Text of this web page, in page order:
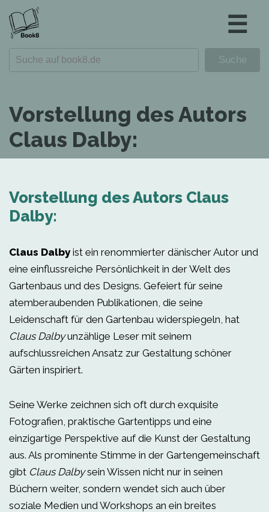
☰
Vorstellung des Autors
Claus Dalby:
Vorstellung des Autors Claus
Dalby:
Claus Dalby ist ein renommierter dänischer Autor und
eine einflussreiche Persönlichkeit in der Welt des
Gartenbaus und des Designs. Gefeiert für seine
atemberaubenden Publikationen, die seine
Leidenschaft für den Gartenbau widerspiegeln, hat
Claus Dalbyunzählige Leser mit seinem
aufschlussreichen Ansatz zur Gestaltung schöner
Gärten inspiriert.
Seine Werke zeichnen sich oft durch exquisite
Fotografien, praktische Gartentipps und eine
einzigartige Perspektive auf die Kunst der Gestaltung
aus. Als prominente Stimme in der Gartengemeinschaft
gibt Claus Dalbysein Wissen nicht nur in seinen
Büchern weiter, sondern wendet sich auch über
soziale Medien und Workshops an ein breites